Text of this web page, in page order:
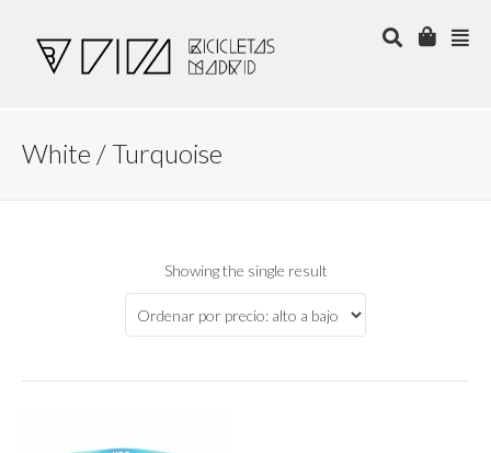
White / Turquoise
Showing the single result